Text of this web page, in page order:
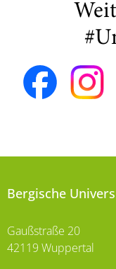
Bergische
Gaußstraße 20
42119 Wuppertal